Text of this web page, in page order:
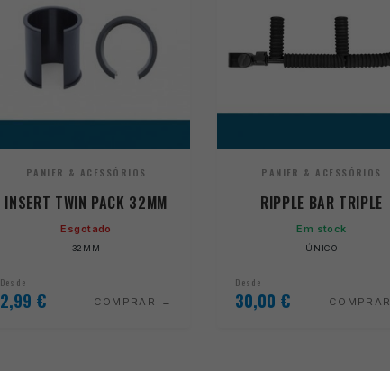
PANIER & ACESSÓRIOS
INSERT TWIN PACK 32MM
Esgotado
32MM
Desde
2,99 € COMPRAR
PANIER & ACESSÓRIOS
RIPPLE BAR TRIPLE
Em stock
ÚNICO
Desde
30,00 € COMPRAR